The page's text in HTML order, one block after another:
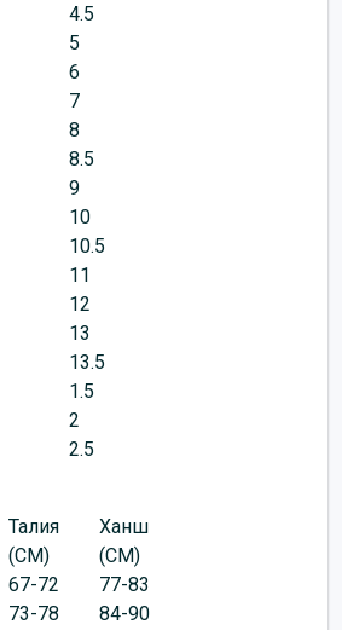
4.5
5
6
7
8
8.5
9
10
10.5
11
12
13
13.5
1.5
2
2.5
Талия
(CM)
Ханш
(CM)
67-72
77-83
73-78 84-90